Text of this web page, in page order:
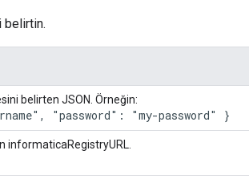
belirtin.
belirten JSON. Örneğin:
"password": "my-password" }
informaticaRegistryURL.